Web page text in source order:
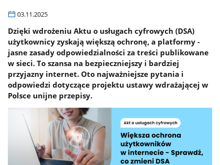
03.11.2025
Dzięki wdrożeniu Aktu o usługach cyfrowych (DSA)
użytkownicy zyskają większą ochronę, a platformy -
jasne zasady odpowiedzialności za treści publikowane
w sieci. To szansa na bezpieczniejszy i bardziej
przyjazny internet. Oto najważniejsze pytania i
odpowiedzi dotyczące projektu ustawy wdrażającej w
Polsce unijne przepisy.